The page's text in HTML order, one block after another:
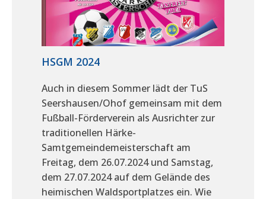
HSGM 2024
Auch in diesem Sommer lädt der TuS
Seershausen/Ohof gemeinsam mit dem
Fußball-Förderverein als Ausrichter zur
traditionellen Härke-
Samtgemeindemeisterschaft am
Freitag, dem 26.07.2024 und Samstag,
dem 27.07.2024 auf dem Gelände des
heimischen Waldsportplatzes ein. Wie